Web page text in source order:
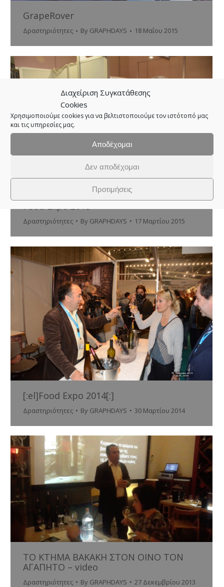
Διαχείριση Συγκατάθεσης
Cookies
Χρησιμοποιούμε cookies για να βελτιστοποιούμε τον ιστότοπό μας
και τις υπηρεσίες μας.
Αποδέχομαι
Δεν αποδέχομαι
Προτιμήσεις
GrapeRover
Δραστηριότητες By GRAPHDAYS 18 Μαΐου 2015
Δραστηριότητες By GRAPHDAYS 17 Μαρτίου 2015
[:el]Food Expo 2014[:]
Δραστηριότητες By GRAPHDAYS 30 Μαρτίου 2014
ΤΟ ΚΤΗΜΑ ΒΑΚΑΚΗ ΣΤΟΝ ΟΙΝΟ ΤΟΝ
ΑΓΑΠΗΤΟ – video
Δραστηριότητες By GRAPHDAYS 27 Δεκεμβρίου 2013